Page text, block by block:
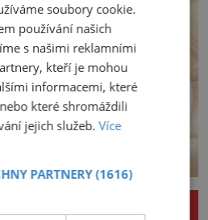
soubory cookie.
používání našich
s našimi reklamními
kteří je mohou
informacemi, které
které shromáždili
jejich služeb.Více
PARTNERY(1616)